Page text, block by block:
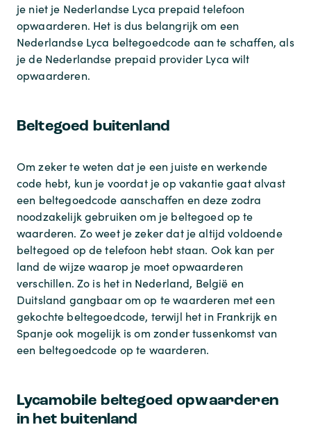
je niet je Nederlandse Lyca prepaid telefoon
opwaarderen. Het is dus belangrijk om een
Nederlandse Lyca beltegoedcode aan te schaffen, als
je de Nederlandse prepaid provider Lyca wilt
opwaarderen.
Beltegoed buitenland
Om zeker te weten dat je een juiste en werkende
code hebt, kun je voordat je op vakantie gaat alvast
een beltegoedcode aanschaffen en deze zodra
noodzakelijk gebruiken om je beltegoed op te
waarderen. Zo weet je zeker dat je altijd voldoende
beltegoed op de telefoon hebt staan. Ook kan per
land de wijze waarop je moet opwaarderen
verschillen. Zo is het in Nederland, België en
Duitsland gangbaar om op te waarderen met een
gekochte beltegoedcode, terwijl het in Frankrijk en
Spanje ook mogelijk is om zonder tussenkomst van
een beltegoedcode op te waarderen.
Lycamobile beltegoed opwaarderen
in het buitenland